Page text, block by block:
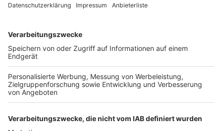
Versandkosten.
Der Bestellprozess ist mit Hilfe eines SSL-
SERVICE HOTLINE